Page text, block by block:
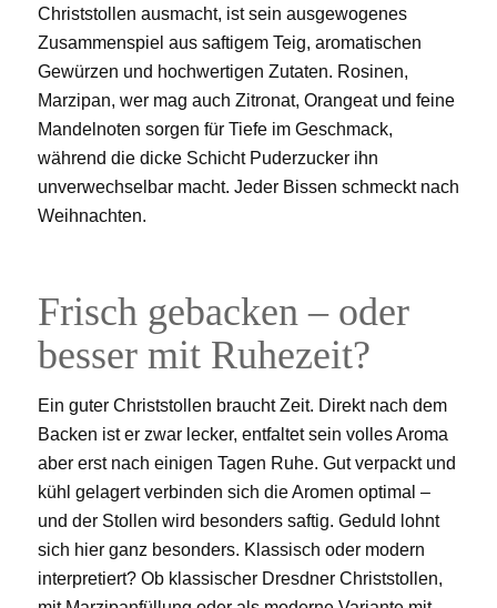
Christstollen ausmacht, ist sein ausgewogenes
Zusammenspiel aus saftigem Teig, aromatischen
Gewürzen und hochwertigen Zutaten. Rosinen,
Marzipan, wer mag auch Zitronat, Orangeat und feine
Mandelnoten sorgen für Tiefe im Geschmack,
während die dicke Schicht Puderzucker ihn
unverwechselbar macht. Jeder Bissen schmeckt nach
Weihnachten.
Frisch gebacken – oder
besser mit Ruhezeit?
Ein guter Christstollen braucht Zeit. Direkt nach dem
Backen ist er zwar lecker, entfaltet sein volles Aroma
aber erst nach einigen Tagen Ruhe. Gut verpackt und
kühl gelagert verbinden sich die Aromen optimal –
und der Stollen wird besonders saftig. Geduld lohnt
sich hier ganz besonders. Klassisch oder modern
interpretiert? Ob klassischer Dresdner Christstollen,